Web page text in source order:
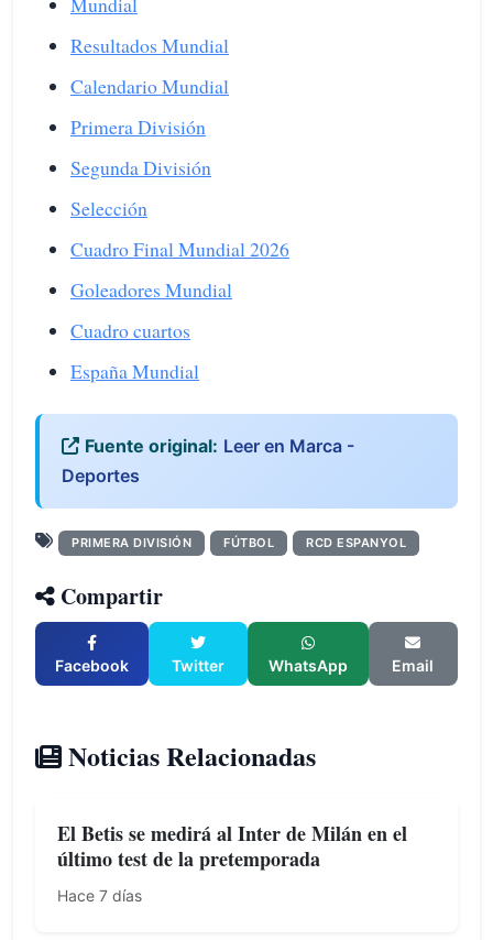
Resultados Mundial
Calendario Mundial
Primera División
Segunda División
Selección
Cuadro Final Mundial 2026
Goleadores Mundial
Cuadro cuartos
España Mundial
Fuente original: Leer en Marca -
Deportes
PRIMERA DIVISIÓN FÚTBOL RCD ESPANYOL
Compartir
Facebook Twitter WhatsApp Email
Noticias Relacionadas
El Betis se medirá al Inter de Milán en el
último test de la pretemporada
Hace 7 días